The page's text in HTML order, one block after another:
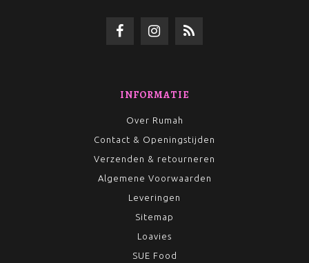
INFORMATIE
Over Rumah
Contact & Openingstijden
Verzenden & retourneren
Algemene Voorwaarden
Leveringen
Sitemap
Loavies
SUE Food